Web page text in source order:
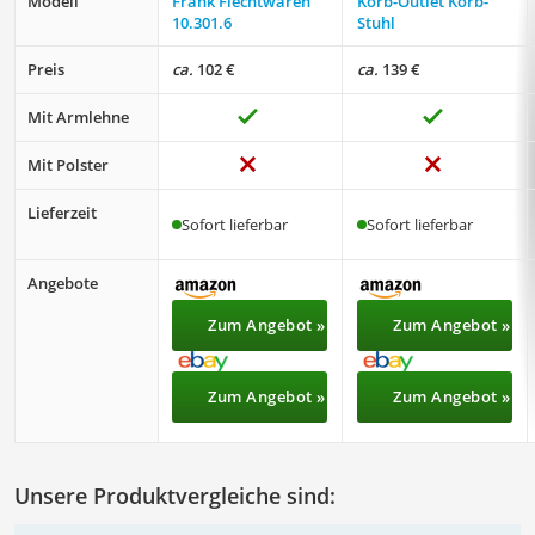
‎10.301.6
Stuhl
Preis ca. 102 € ca. 139 €
Mit Armlehne
Mit Polster
Lieferzeit
Sofort lieferbar Sofort lieferbar
Angebote
Zum Angebot »
Zum Angebot »
Zum Angebot »
Zum Angebot »
Unsere Produktvergleiche sind: